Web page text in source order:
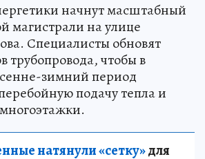
начнут масштабный
магистрали на улице
Специалисты обновят
трубопровода, чтобы в
зимний период
подачу тепла и
натянули «сетку»для